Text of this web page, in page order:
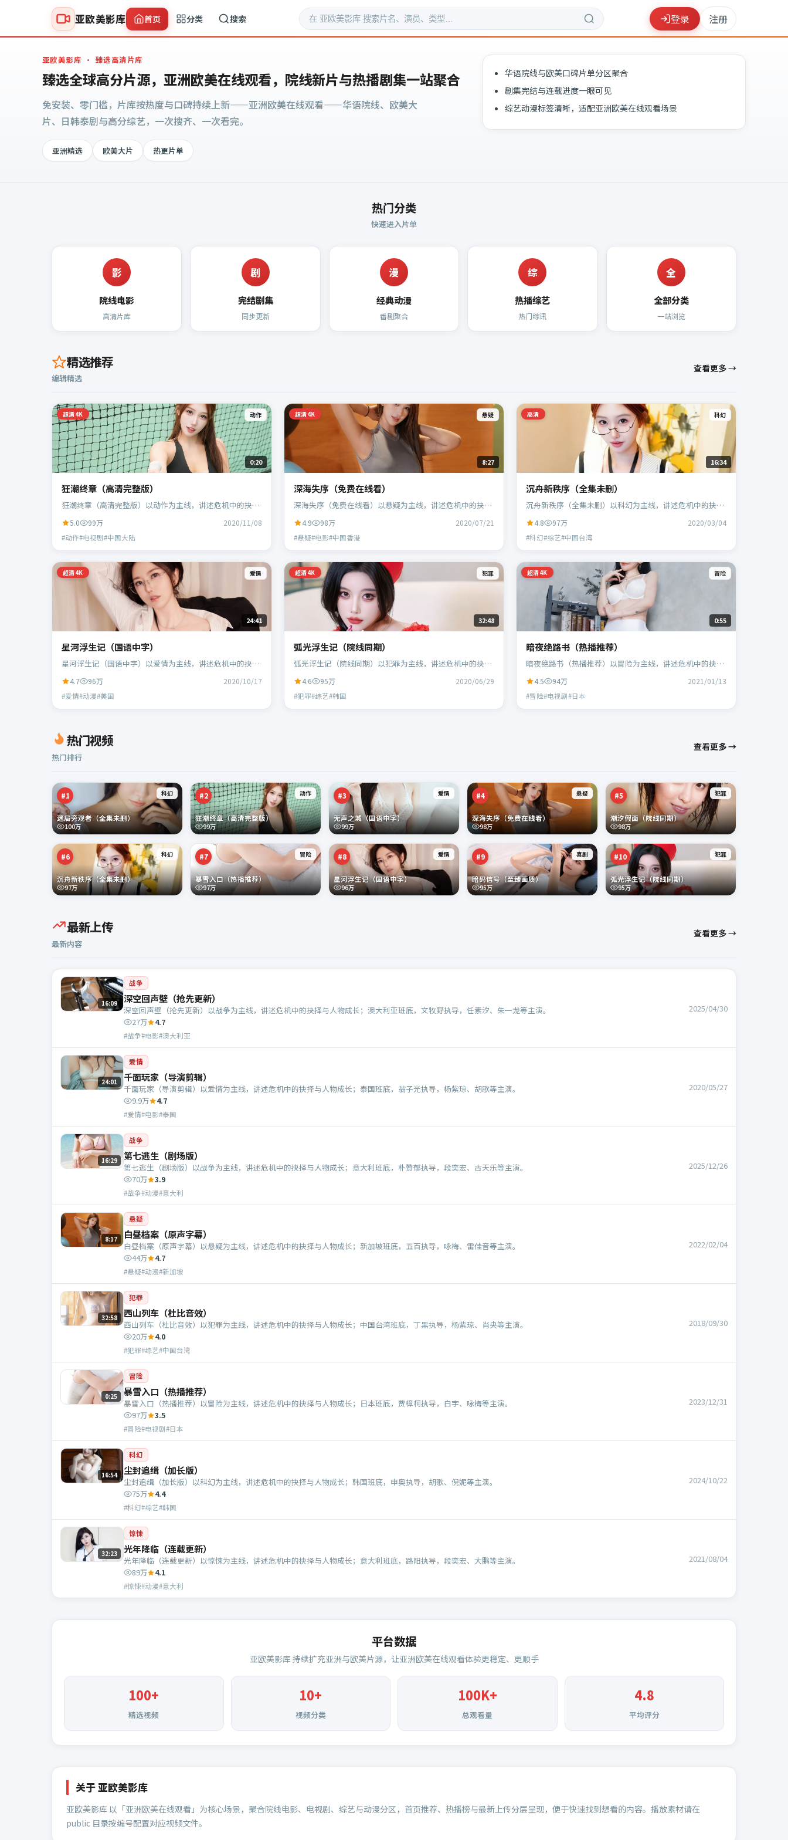
亚欧美影库 首页 分类 搜索 登录 注册
亚欧美影库 · 臻选高清片库
臻选全球高分片源，亚洲欧美在线观看，院线新片与热播剧集一站聚合
免安装、零门槛，片库按热度与口碑持续上新——亚洲欧美在线观看——华语院线、欧美大
片、日韩泰剧与高分综艺，一次搜齐、一次看完。
亚洲精选 欧美大片 热更片单
华语院线与欧美口碑片单分区聚合
剧集完结与连载进度一眼可见
综艺动漫标签清晰，适配亚洲欧美在线观看场景
热门分类
快速进入片单
影
院线电影
高清片库
剧
完结剧集
同步更新
漫
经典动漫
番剧聚合
综
热播综艺
热门综讯
全
全部分类
一站浏览
精选推荐
编辑精选
查看更多 →
超清4K 动作
0:20
狂潮终章（高清完整版）
狂潮终章（高清完整版）以动作为主线，讲述危机中的抉择
演。
5.0 99万 2020/11/08
#动作#电视剧#中国大陆
超清4K 悬疑
8:27
深海失序（免费在线看）
深海失序（免费在线看）以悬疑为主线，讲述危机中的抉择
等主演。
4.9 98万 2020/07/21
#悬疑#电影#中国香港
高清 科幻
16:34
沉舟新秩序（全集未删）
沉舟新秩序（全集未删）以科幻为主线，讲述危机中的抉择
演。
4.8 97万 2020/03/04
#科幻#综艺#中国台湾
超清4K 爱情
24:41
星河浮生记（国语中字）
星河浮生记（国语中字）以爱情为主线，讲述危机中的抉择
·赛杜等主演。
4.7 96万 2020/10/17
#爱情#动漫#美国
超清4K 犯罪
32:48
弧光浮生记（院线同期）
弧光浮生记（院线同期）以犯罪为主线，讲述危机中的抉择
演。
4.6 95万 2020/06/29
#犯罪#综艺#韩国
超清4K 冒险
0:55
暗夜绝路书（热播推荐）
暗夜绝路书（热播推荐）以冒险为主线，讲述危机中的抉择
演。
4.5 94万 2021/01/13
#冒险#电视剧#日本
热门视频
热门排行
查看更多 →
#1 科幻
迷局旁观者（全集未删）
100万
#2 动作
狂潮终章（高清完整版）
99万
#3 爱情
无声之城（国语中字）
99万
#4 悬疑
深海失序（免费在线看）
98万
#5 犯罪
潮汐假面（院线同期）
98万
#6 科幻
沉舟新秩序（全集未删）
97万
#7 冒险
暴雪入口（热播推荐）
97万
#8 爱情
星河浮生记（国语中字）
96万
#9 喜剧
暗码信号（至臻画质）
95万
#10 犯罪
弧光浮生记（院线同期）
95万
最新上传
最新内容
查看更多 →
16:09
战争
深空回声壁（抢先更新）
深空回声壁（抢先更新）以战争为主线，讲述危机中的抉择与人物成长；澳大利亚班底，文牧野执导，任素汐、朱一龙等主演。
27万 4.7
#战争#电影#澳大利亚
2025/04/30
24:01
爱情
千面玩家（导演剪辑）
千面玩家（导演剪辑）以爱情为主线，讲述危机中的抉择与人物成长；泰国班底，翁子光执导，杨紫琼、胡歌等主演。
9.9万 4.7
#爱情#电影#泰国
2020/05/27
16:29
战争
第七逃生（剧场版）
第七逃生（剧场版）以战争为主线，讲述危机中的抉择与人物成长；意大利班底，朴赞郁执导，段奕宏、古天乐等主演。
70万 3.9
#战争#动漫#意大利
2025/12/26
8:17
悬疑
白昼档案（原声字幕）
白昼档案（原声字幕）以悬疑为主线，讲述危机中的抉择与人物成长；新加坡班底，五百执导，咏梅、雷佳音等主演。
44万 4.7
#悬疑#动漫#新加坡
2022/02/04
32:58
犯罪
西山列车（杜比音效）
西山列车（杜比音效）以犯罪为主线，讲述危机中的抉择与人物成长；中国台湾班底，丁黑执导，杨紫琼、肖央等主演。
20万 4.0
#犯罪#综艺#中国台湾
2018/09/30
0:25
冒险
暴雪入口（热播推荐）
暴雪入口（热播推荐）以冒险为主线，讲述危机中的抉择与人物成长；日本班底，贾樟柯执导，白宇、咏梅等主演。
97万 3.5
#冒险#电视剧#日本
2023/12/31
16:54
科幻
尘封追缉（加长版）
尘封追缉（加长版）以科幻为主线，讲述危机中的抉择与人物成长；韩国班底，申奥执导，胡歌、倪妮等主演。
75万 4.4
#科幻#综艺#韩国
2024/10/22
32:23
惊悚
光年降临（连载更新）
光年降临（连载更新）以惊悚为主线，讲述危机中的抉择与人物成长；意大利班底，路阳执导，段奕宏、大鹏等主演。
89万 4.1
#惊悚#动漫#意大利
2021/08/04
平台数据
亚欧美影库 持续扩充亚洲与欧美片源，让亚洲欧美在线观看体验更稳定、更顺手
100+
精选视频
10+
视频分类
100K+
总观看量
4.8
平均评分
关于亚欧美影库
亚欧美影库 以「亚洲欧美在线观看」为核心场景，聚合院线电影、电视剧、综艺与动漫分区，首页推荐、热播榜与最新上传分层呈现，便于快速找到想看的内容。播放素材请在
public 目录按编号配置对应视频文件。